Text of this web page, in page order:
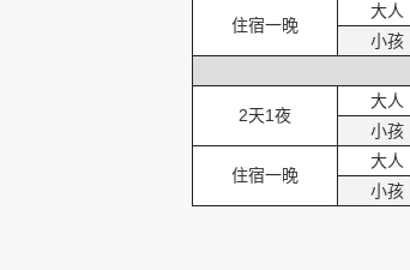
住宿一晚
大人
小孩
2天1夜
大人
小孩
住宿一晚
大人
小孩